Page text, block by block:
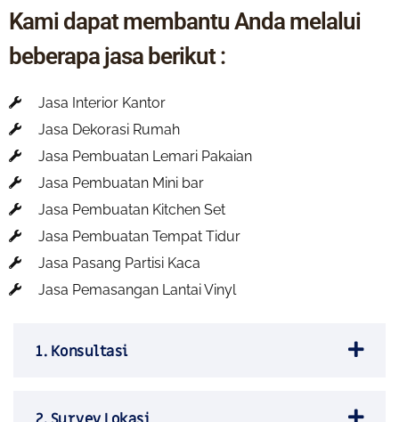
Kami dapat membantu Anda melalui
beberapa jasa berikut :
Jasa Interior Kantor
Jasa Dekorasi Rumah
Jasa Pembuatan Lemari Pakaian
Jasa Pembuatan Mini bar
Jasa Pembuatan Kitchen Set
Jasa Pembuatan Tempat Tidur
Jasa Pasang Partisi Kaca
Jasa Pemasangan Lantai Vinyl
1. Konsultasi